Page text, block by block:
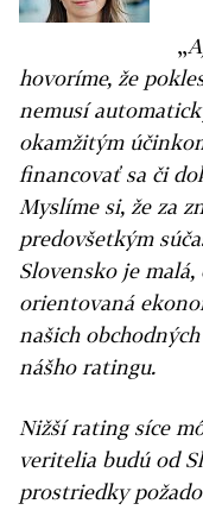
,,
hovoríme, že
nemusí
okamžitým
financovať sa či
Myslíme si, že za
predovšetkým
Slovensko je
orientovaná
našich
nášho ratingu.
Nižší rating síce
veritelia budú od
prostriedky